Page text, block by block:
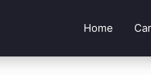
Home